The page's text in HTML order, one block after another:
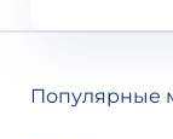
Популярные